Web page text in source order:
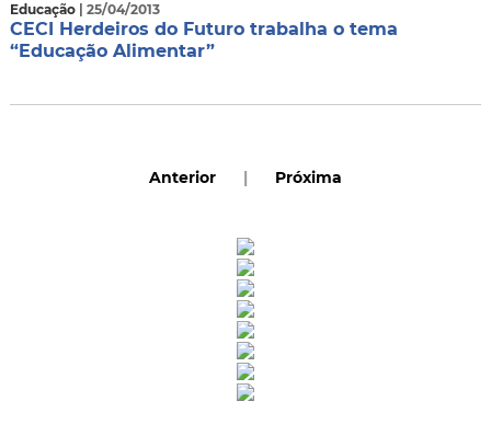
Educação | 25/04/2013
CECI Herdeiros do Futuro trabalha o tema
“Educação Alimentar”
Anterior | Próxima